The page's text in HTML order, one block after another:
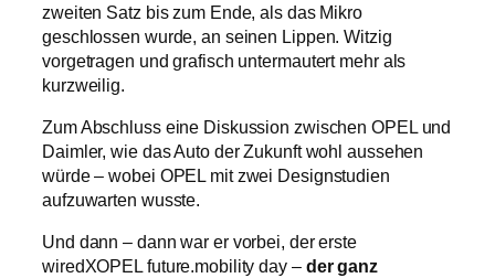
zweiten Satz bis zum Ende, als das Mikro
geschlossen wurde, an seinen Lippen. Witzig
vorgetragen und grafisch untermautert mehr als
kurzweilig.
Zum Abschluss eine Diskussion zwischen OPEL und
Daimler, wie das Auto der Zukunft wohl aussehen
würde – wobei OPEL mit zwei Designstudien
aufzuwarten wusste.
Und dann – dann war er vorbei, der erste
wiredXOPEL future.mobility day – der ganz